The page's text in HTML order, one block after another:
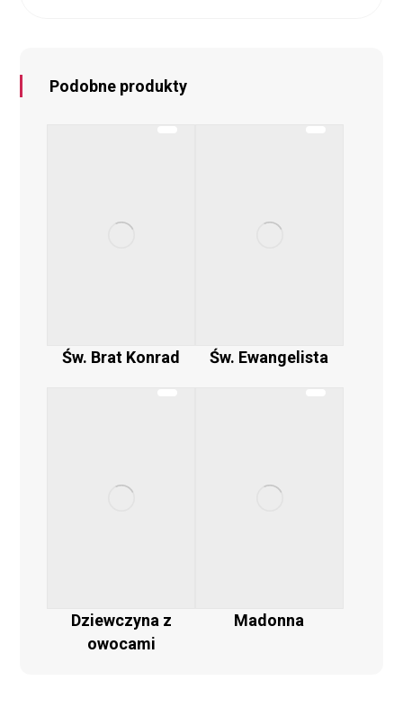
Podobne produkty
Św. Brat Konrad Św. Ewangelista
Dziewczyna z
owocami
Madonna